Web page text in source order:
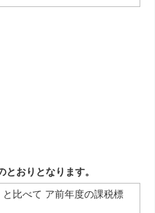
おりとなります。
比べて ア前年度の課税標